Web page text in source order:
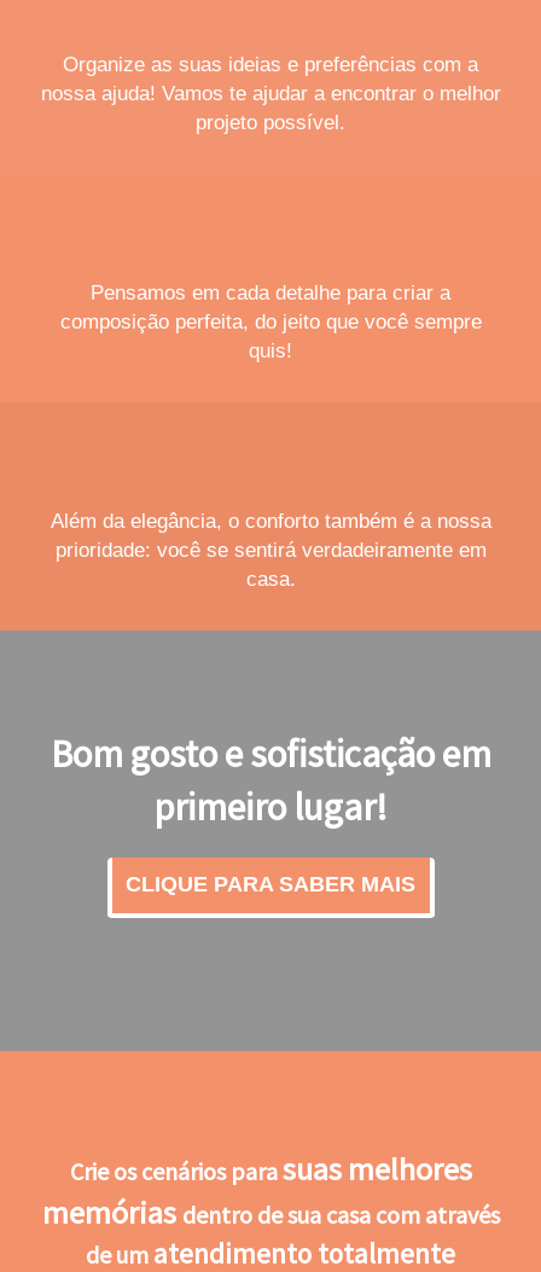
Organize as suas ideias e preferências com a
nossa ajuda! Vamos te ajudar a encontrar o melhor
projeto possível.
Pensamos em cada detalhe para criar a
composição perfeita, do jeito que você sempre
quis!
Além da elegância, o conforto também é a nossa
prioridade: você se sentirá verdadeiramente em
casa.
Bom gosto e sofisticação em
primeiro lugar!
CLIQUE PARA SABER MAIS
Crie os cenários parasuas melhores
memórias dentro de sua casa com através
de um atendimento totalmente